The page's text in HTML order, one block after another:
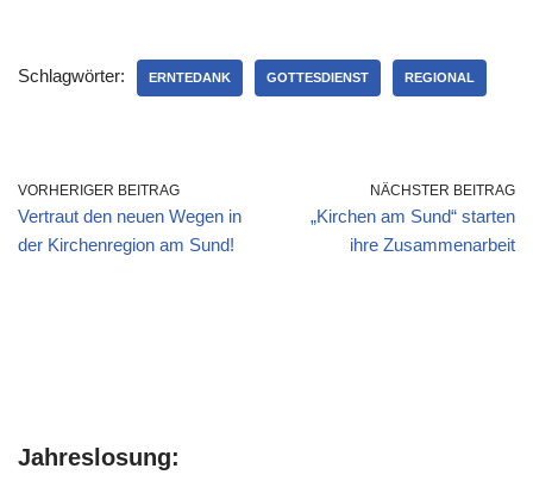
Schlagwörter: ERNTEDANK GOTTESDIENST REGIONAL
VORHERIGER BEITRAG
Vertraut den neuen Wegen in
der Kirchenregion am Sund!
NÄCHSTER BEITRAG
„Kirchen am Sund“ starten
ihre Zusammenarbeit
Jahreslosung: